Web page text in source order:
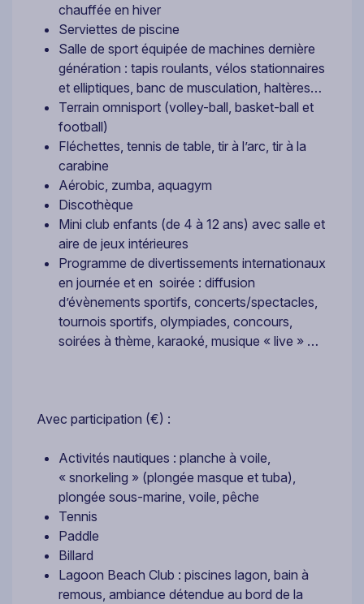
chauffée en hiver
Serviettes de piscine
Salle de sport équipée de machines dernière
génération : tapis roulants, vélos stationnaires
et elliptiques, banc de musculation, haltères…
Terrain omnisport (volley-ball, basket-ball et
football)
Fléchettes, tennis de table, tir à l’arc, tir à la
carabine
Aérobic, zumba, aquagym
Discothèque
Mini club enfants (de 4 à 12 ans) avec salle et
aire de jeux intérieures
Programme de divertissements internationaux
en journée et en soirée : diffusion
d’évènements sportifs, concerts/spectacles,
tournois sportifs, olympiades, concours,
soirées à thème, karaoké, musique « live » …
Avec participation (€) :
Activités nautiques : planche à voile,
« snorkeling » (plongée masque et tuba),
plongée sous-marine, voile, pêche
Tennis
Paddle
Billard
Lagoon Beach Club : piscines lagon, bain à
remous, ambiance détendue au bord de la